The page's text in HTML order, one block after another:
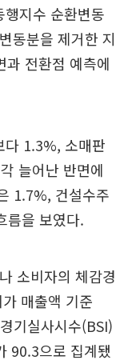
행지수 순환변동
동분을 제거한 지
과 전환점 예측에
다 1.3%, 소매판
늘어난 반면에
1.7%, 건설수주
름을 보였다.
소비자의 체감경
매출액 기준
기실사시수(BSI)
90.3으로 집계됐